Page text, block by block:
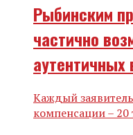
Рыбинским
частично
Каждый
компенсации – 20